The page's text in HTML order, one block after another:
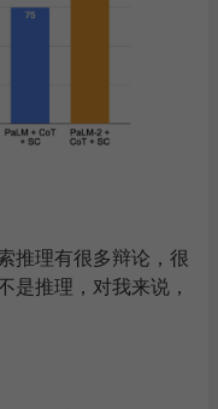
推理有很多辩论，很
是推理，对我来说，